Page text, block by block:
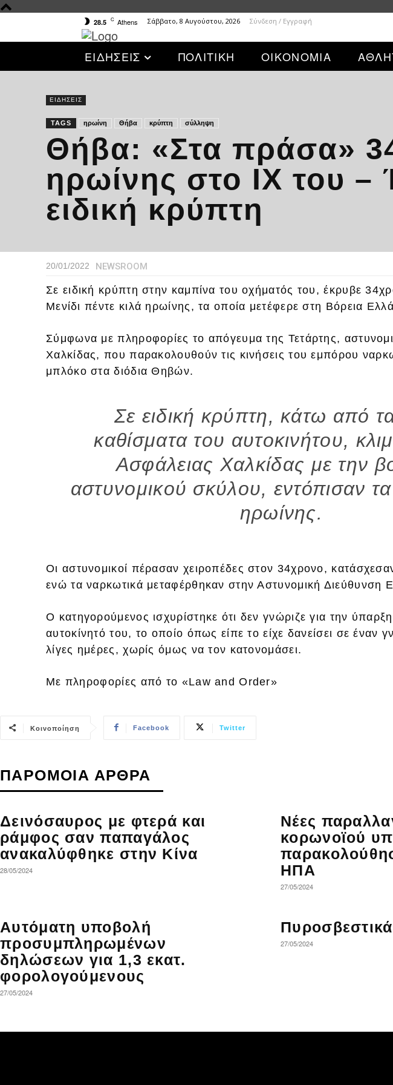
28.5 C Athens Σάββατο, 8 Αυγούστου, 2026 Σύνδεση / Εγγραφή
ΕΙΔΗΣΕΙΣ ΠΟΛΙΤΙΚΗ ΟΙΚΟΝΟΜΙΑ
ΕΙΔΗΣΕΙΣ
TAGS ηρωίνη Θήβα κρύπτη σύλληψη
Θήβα: «Στα πράσα»
ηρωίνης στο ΙΧ του
ειδική κρύπτη
20/01/2022 NEWSROOM
Σε ειδική κρύπτη στην καμπίνα του οχήματός του, έκρυβε
Μενίδι πέντε κιλά ηρωίνης, τα οποία μετέφερε στη Βόρεια
Σύμφωνα με πληροφορίες το απόγευμα της Τετάρτης,
Χαλκίδας, που παρακολουθούν τις κινήσεις του εμπόρου
μπλόκο στα διόδια Θηβών.
Σε ειδική κρύπτη, κάτω από
καθίσματα του αυτοκινήτου,
Ασφάλειας Χαλκίδας με την
αστυνομικού σκύλου, εντόπισαν τα
ηρωίνης.
Οι αστυνομικοί πέρασαν χειροπέδες στον 34χρονο,
ενώ τα ναρκωτικά μεταφέρθηκαν στην Αστυνομική Διεύθυνση
Ο κατηγορούμενος ισχυρίστηκε ότι δεν γνώριζε για την
αυτοκίνητό του, το οποίο όπως είπε το είχε δανείσει σε έναν
λίγες ημέρες, χωρίς όμως να τον κατονομάσει.
Με πληροφορίες από το «Law and Order»
Κοινοποίηση Facebook Twitter
ΠΑΡΟΜΟΙΑ ΑΡΘΡΑ
Δεινόσαυρος με φτερά και
ράμφος σαν παπαγάλος
ανακαλύφθηκε στην Κίνα
28/05/2024
Νέες
κορωνοϊού
ΗΠΑ
27/05/2024
Αυτόματη υποβολή
προσυμπληρωμένων
δηλώσεων για 1,3 εκατ.
φορολογούμενους
27/05/2024
27/05/2024